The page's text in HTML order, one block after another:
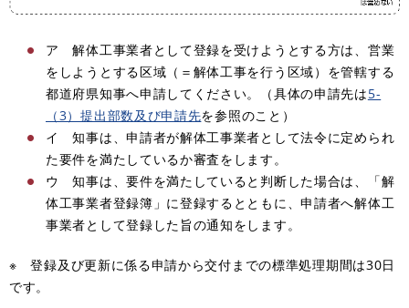
ア 解体工事業者として登録を受けようとする方は、営業
をしようとする区域（＝解体工事を行う区域）を管轄する
都道府県知事へ申請してください。（具体の申請先は5-
（3）提出部数及び申請先を参照のこと）
イ 知事は、申請者が解体工事業者として法令に定められ
た要件を満たしているか審査をします。
ウ 知事は、要件を満たしていると判断した場合は、「解
体工事業者登録簿」に登録するとともに、申請者へ解体工
事業者として登録した旨の通知をします。
※ 登録及び更新に係る申請から交付までの標準処理期間は30日
です。